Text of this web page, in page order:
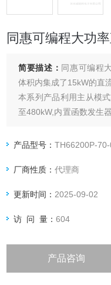
同惠可编程大功
简要描述： 同惠可编程
体积内集成了15kW的直
本系列产品利用主从模
至480kW,内置函数发生
能和丰富的测量功能。
产品型号：TH66200P-70-
厂商性质：代理商
更新时间： 2025-09-02
访 问 量：604
产品咨询